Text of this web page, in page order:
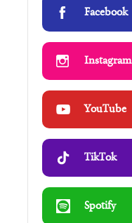
Facebook
Instagram
YouTube
TikTok
Spotify